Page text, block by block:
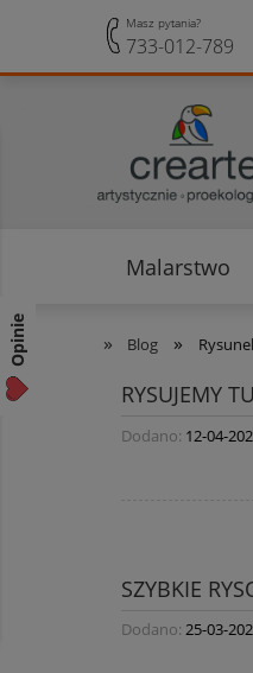
Malarstwo
» Blog »
RYSUJEMY
Dodano: 12-04-
SZYBKIE
Dodano: 25-03-
Masz pytania?
733-012-789
Opinie